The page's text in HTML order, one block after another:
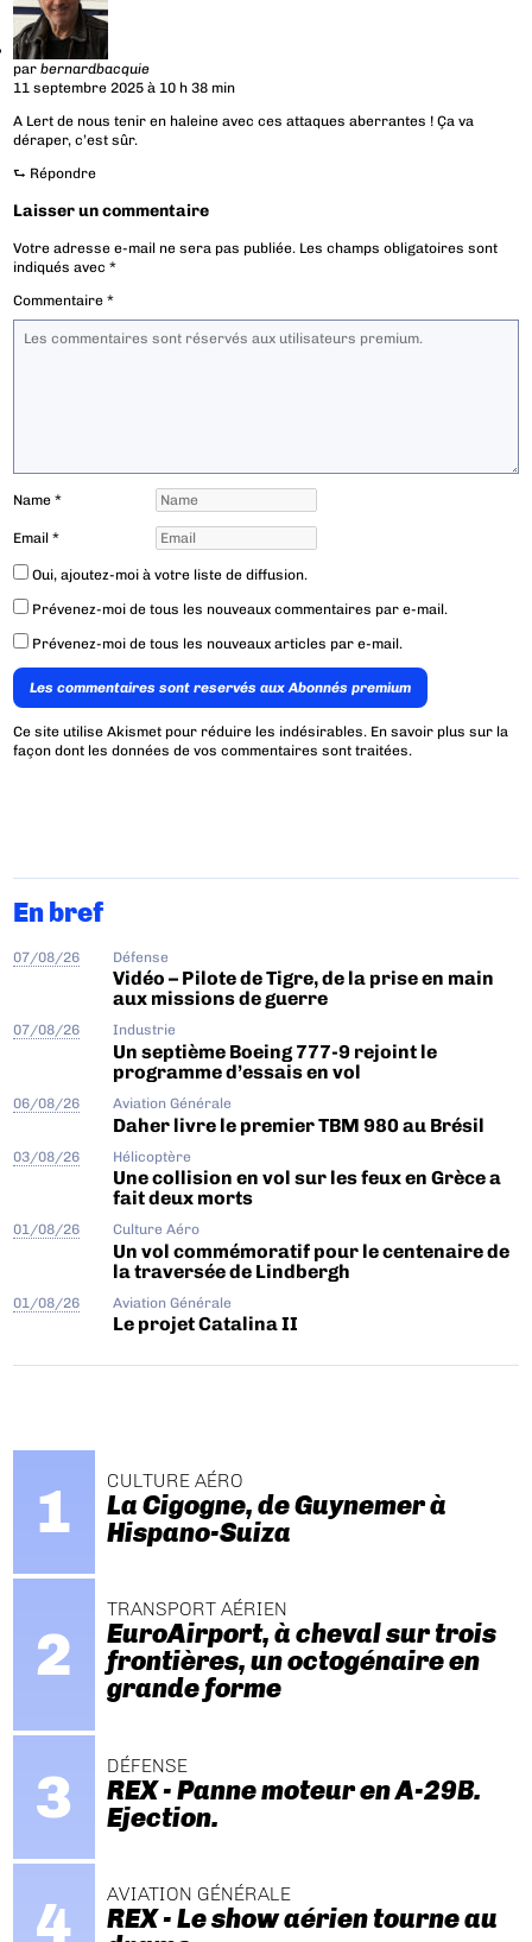
parbernardbacquie
11 septembre 2025 à 10 h 38 min
A Lert de nous tenir en haleine avec ces attaques aberrantes ! Ça va
déraper, c’est sûr.
⮑ Répondre
Laisser un commentaire
Votre adresse e-mail ne sera pas publiée. Les champs obligatoires sont
indiqués avec*
Commentaire*
Name*
Email*
Oui, ajoutez-moi à votre liste de diffusion.
Prévenez-moi de tous les nouveaux commentaires par e-mail.
Prévenez-moi de tous les nouveaux articles par e-mail.
Les commentaires sont reservés aux Abonnés premium
Ce site utilise Akismet pour réduire les indésirables. En savoir plus sur la
façon dont les données de vos commentaires sont traitées.
En bref
07/08/26 Défense
Vidéo – Pilote de Tigre, de la prise en main
aux missions de guerre
07/08/26 Industrie
Un septième Boeing 777-9 rejoint le
programme d’essais en vol
06/08/26 Aviation Générale
Daher livre le premier TBM 980 au Brésil
03/08/26 Hélicoptère
Une collision en vol sur les feux en Grèce a
fait deux morts
01/08/26 Culture Aéro
Un vol commémoratif pour le centenaire de
la traversée de Lindbergh
01/08/26 Aviation Générale
Le projet Catalina II
CULTURE AÉRO
La Cigogne, de Guynemer à
Hispano-Suiza
TRANSPORT AÉRIEN
EuroAirport, à cheval sur trois
frontières, un octogénaire en
grande forme
DÉFENSE
REX - Panne moteur en A-29B.
Ejection.
AVIATION GÉNÉRALE
REX - Le show aérien tourne au